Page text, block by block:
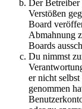
Der Betreiber
Verstößen
Board
Abmahnung
Boards
Du nimmst
er nicht
genommen